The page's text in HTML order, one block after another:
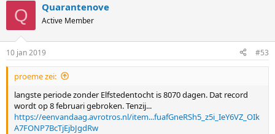
Q Quarantenove
Active Member
10 jan 2019 #53
proeme zei:
langste periode zonder Elfstedentocht is 8070 dagen. Dat record
wordt op 8 februari gebroken. Tenzij...
https://eenvandaag.avrotros.nl/item...fuafGneRSh5_z5i_IeY6VZ_OIk
A7FONP7BcTjEjbJgdRw